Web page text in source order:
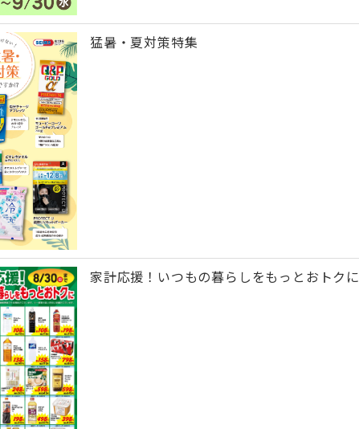
猛暑・夏対策特集
家計応援！いつもの暮らしをもっとおトクに